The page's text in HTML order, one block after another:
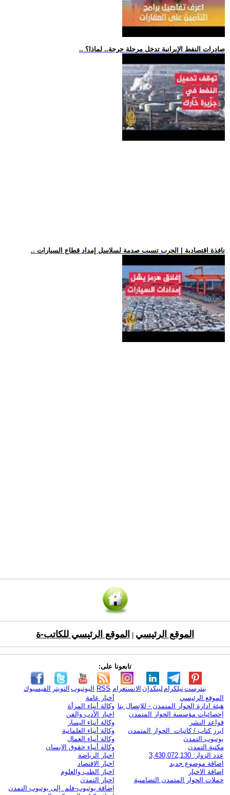
.. صادرات النفط الإيرانية تدخل مرحلة حرجة.. لماذا؟
.. نافذة اقتصادية | الحرب تسبب صدمة لسلاسل إمداد قطاع السيارات
الموقع الرئيسي الموقع الرئيسي للكاتب-ة
تابعونا على:
الفيسبوك التويتر اليوتيوب RSS الانستغرام لينكدإن تيلكرامبنترست
الموقع الرئيسي
هيئة ادارة الحوار المتمدن - للإتصال بنا
إحصائيات مؤسسة الحوار المتمدن
قواعد النشر
ابرز كتاب / كاتبات الحوار المتمدن
يوتيوب التمدن
مكتبة التمدن
عدد الزوار: 3,430,072,130
اضافة موضوع جديد
اضافة الاخبار
حملات الحوار المتمدن التضامنية
أخبار عامة
وكالة أنباء المرأة
اخبار الأدب والفن
وكالة أنباء اليسار
وكالة أنباء العلمانية
وكالة أنباء العمال
وكالة أنباء حقوق الإنسان
اخبار الرياضة
اخبار الاقتصاد
اخبار الطب والعلوم
اخبار التمدن
إضافة يوتيوب-فلم إلى يوتيوب التمدن